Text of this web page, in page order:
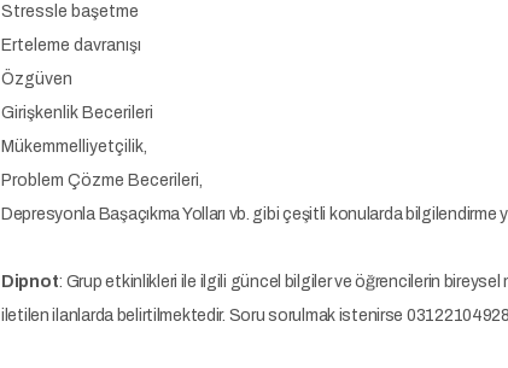
Stressle başetme
Erteleme davranışı
Özgüven
Girişkenlik Becerileri
Mükemmelliyetçilik,
Problem Çözme Becerileri,
Depresyonla Başaçıkma Yolları vb. gibi çeşitli konularda bilgilendirme
Dipnot: Grup etkinlikleri ile ilgili güncel bilgiler ve öğrencilerin
iletilen ilanlarda belirtilmektedir. Soru sorulmak istenirse